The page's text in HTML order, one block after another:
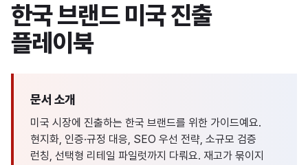
한국 브랜드 미국 진출
플레이북
문서 소개
미국 시장에 진출하는 한국 브랜드를 위한 가이드예요.
현지화, 인증·규정 대응, SEO 우선 전략, 소규모 검증
런칭, 선택형 리테일 파일럿까지 다뤄요. 재고가 묶이지